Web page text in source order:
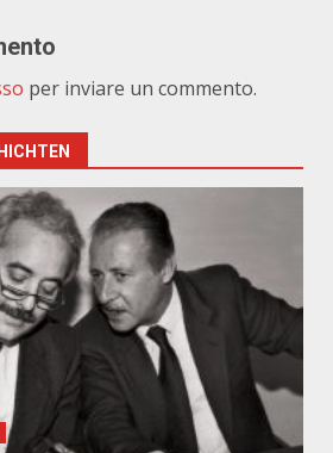
per inviare un commento.